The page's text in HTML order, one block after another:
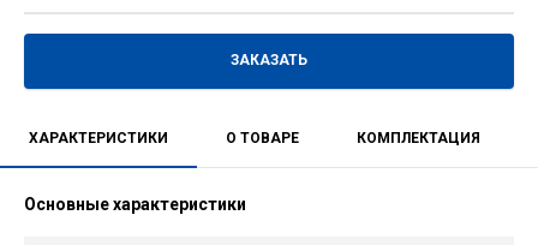
ЗАКАЗАТЬ
ХАРАКТЕРИСТИКИ О ТОВАРЕ КОМПЛЕКТАЦИЯ
Основные характеристики